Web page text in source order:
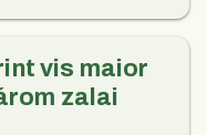
vis maior
zalai